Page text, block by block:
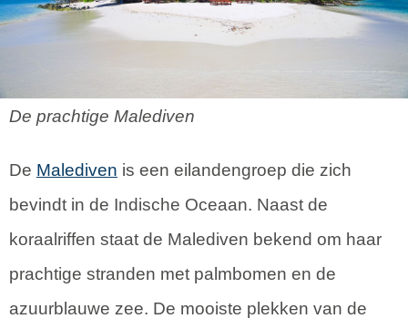
De prachtige Malediven
De Malediven is een eilandengroep die zich
bevindt in de Indische Oceaan. Naast de
koraalriffen staat de Malediven bekend om haar
prachtige stranden met palmbomen en de
azuurblauwe zee. De mooiste plekken van de